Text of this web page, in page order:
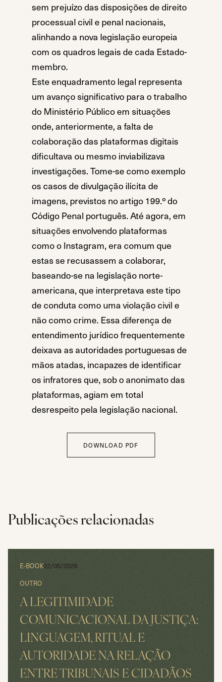
sem prejuízo das disposições de direito
processual civil e penal nacionais,
alinhando a nova legislação europeia
com os quadros legais de cada Estado-
membro.
Este enquadramento legal representa
um avanço significativo para o trabalho
do Ministério Público em situações
onde, anteriormente, a falta de
colaboração das plataformas digitais
dificultava ou mesmo inviabilizava
investigações. Tome-se como exemplo
os casos de divulgação ilícita de
imagens, previstos no artigo 199.º do
Código Penal português. Até agora, em
situações envolvendo plataformas
como o Instagram, era comum que
estas se recusassem a colaborar,
baseando-se na legislação norte-
americana, que interpretava este tipo
de conduta como uma violação civil e
não como crime. Essa diferença de
entendimento jurídico frequentemente
deixava as autoridades portuguesas de
mãos atadas, incapazes de identificar
os infratores que, sob o anonimato das
plataformas, agiam em total
desrespeito pela legislação nacional.
DOWNLOAD PDF
Publicações relacionadas
E-BOOK22/05/2026
OUTRO
A LEGITIMIDADE
COMUNICACIONAL DA JUSTIÇA:
LINGUAGEM, RITUAL E
AUTORIDADE NA RELAÇÃO
ENTRE TRIBUNAIS E CIDADÃOS